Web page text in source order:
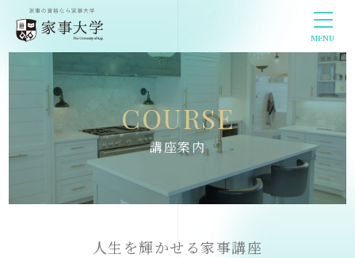
MENU
COURSE
講座案内
人生を輝かせる家事講座